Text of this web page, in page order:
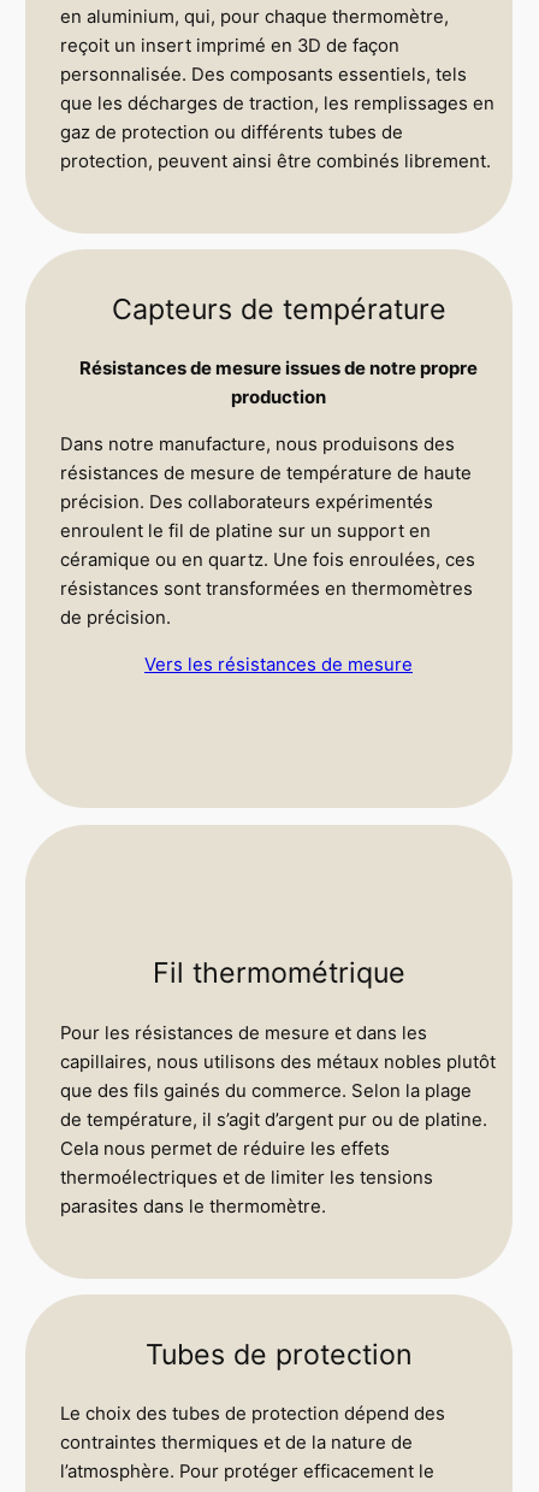
en aluminium, qui, pour chaque thermomètre,
reçoit un insert imprimé en 3D de façon
personnalisée. Des composants essentiels, tels
que les décharges de traction, les remplissages en
gaz de protection ou différents tubes de
protection, peuvent ainsi être combinés librement.
Capteurs de température
Résistances de mesure issues de notre propre
production
Dans notre manufacture, nous produisons des
résistances de mesure de température de haute
précision. Des collaborateurs expérimentés
enroulent le fil de platine sur un support en
céramique ou en quartz. Une fois enroulées, ces
résistances sont transformées en thermomètres
de précision.
Vers les résistances de mesure
Fil thermométrique
Pour les résistances de mesure et dans les
capillaires, nous utilisons des métaux nobles plutôt
que des fils gainés du commerce. Selon la plage
de température, il s’agit d’argent pur ou de platine.
Cela nous permet de réduire les effets
thermoélectriques et de limiter les tensions
parasites dans le thermomètre.
Tubes de protection
Le choix des tubes de protection dépend des
contraintes thermiques et de la nature de
l’atmosphère. Pour protéger efficacement le